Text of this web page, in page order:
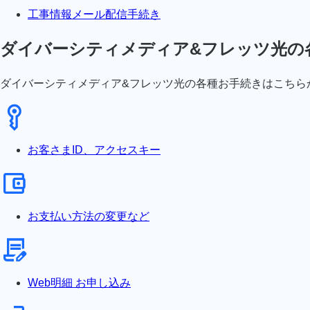
工事情報メール配信手続き
ダイバーシティメディア&フレッツ光の
ダイバーシティメディア&フレッツ光の各種お手続きはこち
お客さまID、アクセスキー
お支払い方法の変更など
Web明細 お申し込み